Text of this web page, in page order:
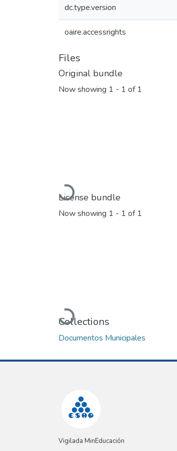
dc.type.version
oaire.accessrights
Files
Original bundle
Now showing 1 - 1 of 1
Loading...
License bundle
Now showing 1 - 1 of 1
Loading...
Collections
Documentos Municipales
Vigilada MinEducación